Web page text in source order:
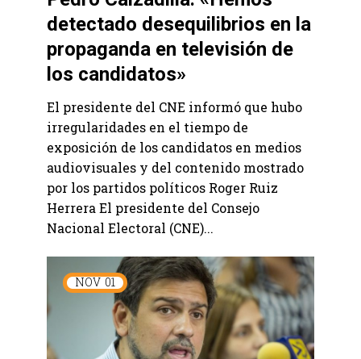
detectado desequilibrios en la
propaganda en televisión de
los candidatos»
El presidente del CNE informó que hubo
irregularidades en el tiempo de
exposición de los candidatos en medios
audiovisuales y del contenido mostrado
por los partidos políticos Roger Ruiz
Herrera El presidente del Consejo
Nacional Electoral (CNE)...
NOV 01